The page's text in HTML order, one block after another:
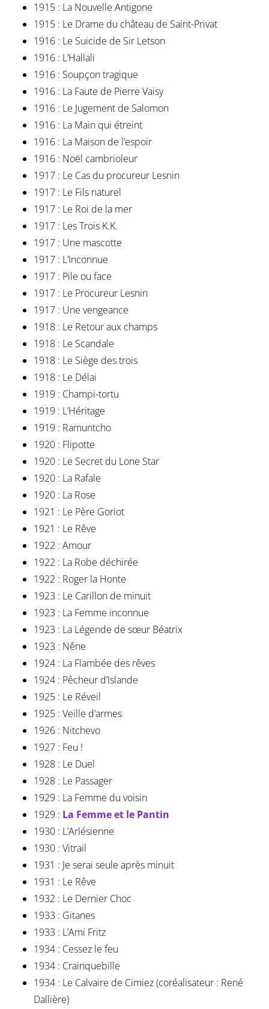
1915 : La Nouvelle Antigone
1915 : Le Drame du château de Saint-Privat
1916 : Le Suicide de Sir Letson
1916 : L’Hallali
1916 : Soupçon tragique
1916 : La Faute de Pierre Vaisy
1916 : Le Jugement de Salomon
1916 : La Main qui étreint
1916 : La Maison de l’espoir
1916 : Noël cambrioleur
1917 : Le Cas du procureur Lesnin
1917 : Le Fils naturel
1917 : Le Roi de la mer
1917 : Les Trois K.K.
1917 : Une mascotte
1917 : L’Inconnue
1917 : Pile ou face
1917 : Le Procureur Lesnin
1917 : Une vengeance
1918 : Le Retour aux champs
1918 : Le Scandale
1918 : Le Siège des trois
1918 : Le Délai
1919 : Champi-tortu
1919 : L’Héritage
1919 : Ramuntcho
1920 : Flipotte
1920 : Le Secret du Lone Star
1920 : La Rafale
1920 : La Rose
1921 : Le Père Goriot
1921 : Le Rêve
1922 : Amour
1922 : La Robe déchirée
1922 : Roger la Honte
1923 : Le Carillon de minuit
1923 : La Femme inconnue
1923 : La Légende de sœur Béatrix
1923 : Nêne
1924 : La Flambée des rêves
1924 : Pêcheur d’Islande
1925 : Le Réveil
1925 : Veille d’armes
1926 : Nitchevo
1927 : Feu !
1928 : Le Duel
1928 : Le Passager
1929 : La Femme du voisin
1929 : La Femme et le Pantin
1930 : L’Arlésienne
1930 : Vitrail
1931 : Je serai seule après minuit
1931 : Le Rêve
1932 : Le Dernier Choc
1933 : Gitanes
1933 : L’Ami Fritz
1934 : Cessez le feu
1934 : Crainquebille
1934 : Le Calvaire de Cimiez (coréalisateur : René
Dallière)